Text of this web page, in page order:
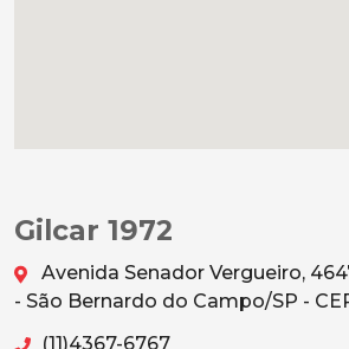
Gilcar 1972
Avenida Senador Vergueiro,
- São Bernardo do Campo/SP -
(11)4367-6767